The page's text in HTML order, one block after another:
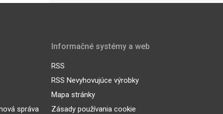
správa
Informačné systémy a web
RSS
RSS Nevyhovujúce výrobky
Mapa stránky
Zásady používania cookie